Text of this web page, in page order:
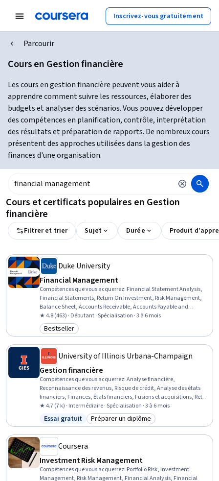
Inscrivez-vous gratuitement
Parcourir
Cours en Gestion financière
Les cours en gestion financière peuvent vous aider à
apprendre comment suivre les ressources, élaborer des
budgets et analyser des scénarios. Vous pouvez développer
des compétences en planification, contrôle, interprétation
des résultats et préparation de rapports. De nombreux cours
présentent des approches utilisées dans la gestion des
finances d'une organisation.
Cours et certificats populaires en Gestion
financière
Filtrer et trier Sujet Durée Produit
Duke University
Financial Management
Compétences que vous acquerrez: Financial Statement Analysis,
Financial Statements, Return On Investment, Risk Management,
Balance Sheet, Accounts Receivable, Accounts Payable and
Receivable, Inventory Control, Business Risk Management, Credit
Risk, Income Statement, Financial Acumen, Risk Mitigation,
Operational Risk, Resource Allocation, Financial Analysis, Cash
Stakeholder Communications
★ 4.8 (463) · Débutant · Spécialisation · 3 à 6 mois
Catégorie : Bestseller
Bestseller
University of Illinois Urbana-Champaign
Gestion financière
Compétences que vous acquerrez:Analyse financière,
Reconnaissance des revenus, Risque de crédit, Analyse des états
financiers, Finances, États financiers, Fusions et acquisitions, Retour
sur investissement, Modélisation financière, Comptabilité
financière, Comptabilité, Flux de trésorerie, Comptes de
régularisation, Investissements, Gestion financière, Examen par les
Comptabilité d'exercice, Gestion des risques
★ 4.7 (7 k) · Intermédiaire · Spécialisation · 3 à 6 mois
Statut : Essai gratuit
Essai gratuit Catégorie : Préparer un diplôme
Préparer un diplôme
Coursera
Investment Risk Management
Compétences que vous acquerrez: Portfolio Risk, Investment
Management, Risk Management, Financial Analysis, Financial